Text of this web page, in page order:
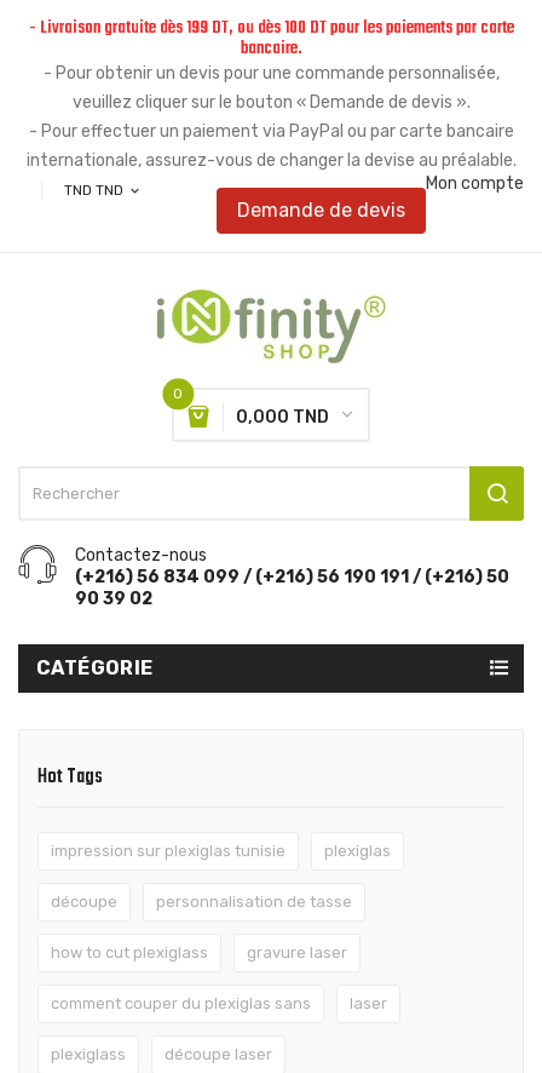
- Livraison gratuite dès 199 DT, ou dès 100 DT pour les paiements par carte
bancaire.
- Pour obtenir un devis pour une commande personnalisée,
veuillez cliquer sur le bouton « Demande de devis ».
- Pour effectuer un paiement via PayPal ou par carte bancaire
internationale, assurez-vous de changer la devise au préalable.
TND TND expand_more Mon compte
Demande de devis
0
0,000 TND
Contactez-nous
(+216) 56 834 099 / (+216) 56 190 191 / (+216) 50
90 39 02
CATÉGORIE
Hot Tags
impression sur plexiglas tunisie plexiglas
découpe personnalisation de tasse
how to cut plexiglass gravure laser
comment couper du plexiglas sans laser
plexiglass découpe laser